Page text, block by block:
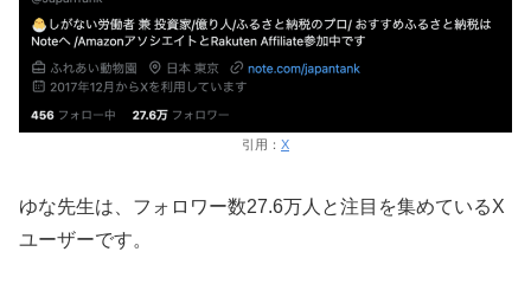
引用： X
ゆな先生は、フォロワー数27.6万人と注目を集めているX
ユーザーです。